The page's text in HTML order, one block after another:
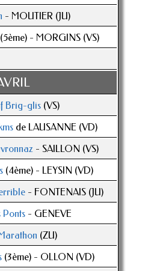
- MOUTIER (JU)
- MORGINS (VS)
Brig-glis(VS)
de LAUSANNE (VD)
- SAILLON (VS)
(4ème) - LEYSIN (VD)
- FONTENAIS (JU)
Ponts - GENEVE
(ZU)
(3ème) - OLLON (VD)